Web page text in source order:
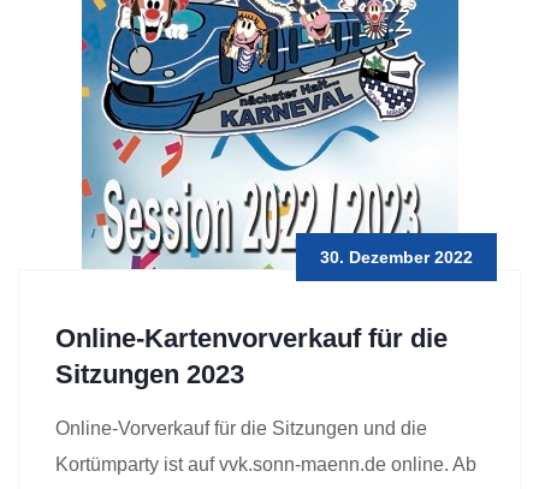
30. Dezember 2022
Online-Kartenvorverkauf für die
Sitzungen 2023
Online-Vorverkauf für die Sitzungen und die
Kortümparty ist auf vvk.sonn-maenn.de online. Ab